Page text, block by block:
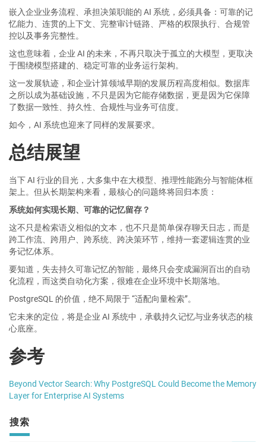
嵌入企业业务流程、承担决策职能的 AI 系统，必须具备：可靠的记
忆能力、连贯的上下文、完整审计链路、严格的权限执行、合规管
控以及事务完整性。
这也意味着，企业 AI 的未来，不再只取决于孤立的大模型，更取决
于围绕模型搭建的、稳定可靠的业务运行架构。
这一发展轨迹，和企业计算领域早期的发展历程高度相似。数据库
之所以成为基础设施，不只是因为它能存储数据，更是因为它保障
了数据一致性、持久性、合规性与业务可信度。
如今，AI 系统也迎来了同样的发展要求。
总结展望
当下 AI 行业的目光，大多集中在大模型、推理性能跑分与智能体框
架上。但从长期架构来看，最核心的问题终将回归本质：
系统如何实现长期、可靠的记忆留存？
这不只是检索语义相似的文本，也不只是简单保存聊天日志，而是
跨工作流、跨用户、跨系统、跨决策环节，维持一套逻辑连贯的业
务记忆体系。
要知道，失去持久可靠记忆的智能，最终只会变成漏洞百出的自动
化流程，而这类自动化方案，很难在企业环境中长期落地。
PostgreSQL 的价值，绝不局限于 “适配向量检索”。
它未来的定位，将是企业 AI 系统中，承载持久记忆与业务状态的核
心底座。
参考
Beyond Vector Search: Why PostgreSQL Could Become the Memory
Layer for Enterprise AI Systems
搜索